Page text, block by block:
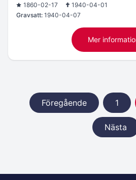
1860-02-17
1940-04-01
Gravsatt: 1940-04-07
Mer
Föregående 1
Nästa